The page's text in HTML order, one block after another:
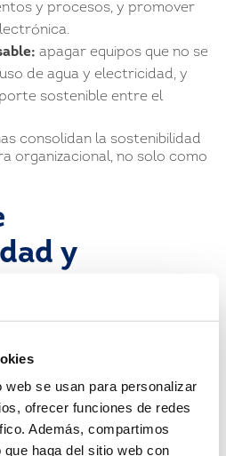
se usan para personalizar
ofrecer funciones de redes
Además, compartimos
haga del sitio web con
y procesos, y promover
apagar equipos que no se
de agua y electricidad, y
sostenible entre el
consolidan la sostenibilidad
organizacional, no solo como
y
continuo
y
verdes; es esencial que el
y participe